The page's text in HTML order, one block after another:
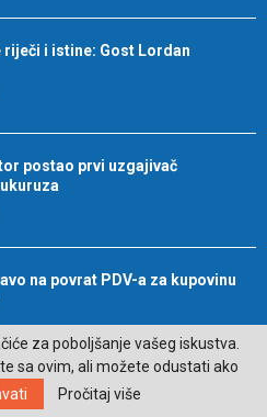
riječi i istine: Gost Lordan
postao prvi uzgajivač
na povrat PDV-a za kupovinu
za 27 najmlađih stanovnika: U
za poboljšanje vašeg iskustva.
sa ovim, ali možete odustati ako
Pročitaj više